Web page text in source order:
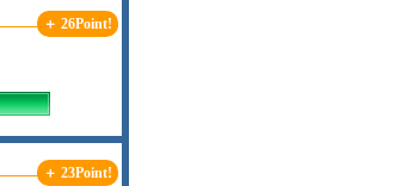
＋ 26Point!
＋ 23Point!